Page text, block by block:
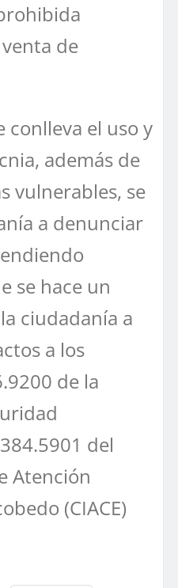
de
conlleva el uso y
además de
vulnerables, se
a denunciar
se hace un
ciudadanía a
a los
de la
del
Atención
(CIACE)